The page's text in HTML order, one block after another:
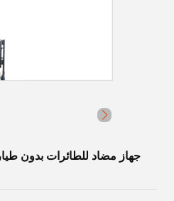
جهاز مضاد للطائرات بدون